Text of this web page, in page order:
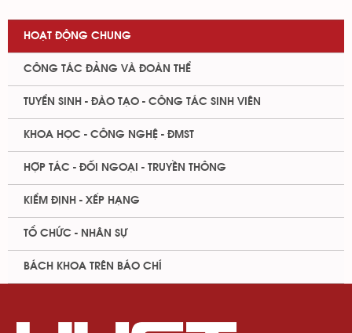
HOẠT ĐỘNG CHUNG
CÔNG TÁC ĐẢNG VÀ ĐOÀN THỂ
TUYỂN SINH - ĐÀO TẠO - CÔNG TÁC SINH VIÊN
KHOA HỌC - CÔNG NGHỆ - ĐMST
HỢP TÁC - ĐỐI NGOẠI - TRUYỀN THÔNG
KIỂM ĐỊNH - XẾP HẠNG
TỔ CHỨC - NHÂN SỰ
BÁCH KHOA TRÊN BÁO CHÍ